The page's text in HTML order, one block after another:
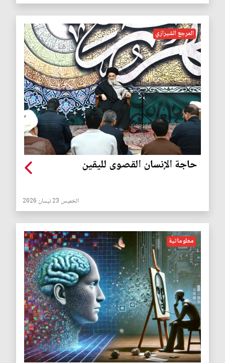
المرجع الشيرازي
حاجة الإنسان القصوى لليقين
الخميس 23 نيسان 2026
معلوماتية